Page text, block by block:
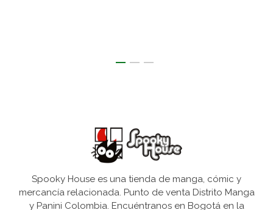
Spooky House es una tienda de manga, cómic y
mercancía relacionada. Punto de venta Distrito Manga
y Panini Colombia. Encuéntranos en Bogotá en la